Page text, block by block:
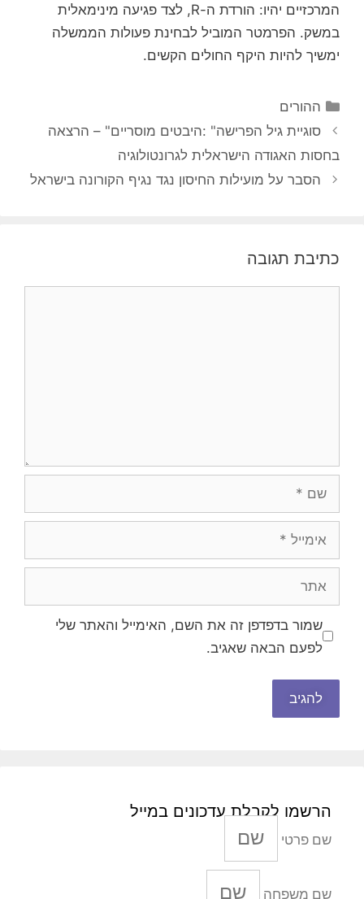
המרכזיים יהיו: הורדת ה-R, לצד פגיעה מינימאלית
במשק. הפרמטר המוביל לבחינת פעולות הממשלה
ימשיך להיות היקף החולים הקשים.
קטגוריות
ההורים
סוגיית גיל הפרישה" :היבטים מוסריים" – הרצאה
בחסות האגודה הישראלית לגרונטולוגיה
הסבר על מועילות החיסון נגד נגיף הקורונה בישראל
כתיבת תגובה
שמור בדפדפן זה את השם, האימייל והאתר שלי
לפעם הבאה שאגיב.
הרשמו לקבלת עדכונים במייל
שם פרטי
שם משפחה